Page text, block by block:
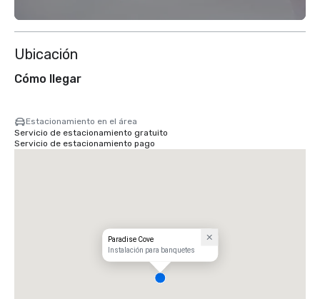
Ubicación
Cómo llegar
Estacionamiento en el área
Servicio de estacionamiento gratuito
Servicio de estacionamiento pago
Paradise Cove
Instalación para banquetes